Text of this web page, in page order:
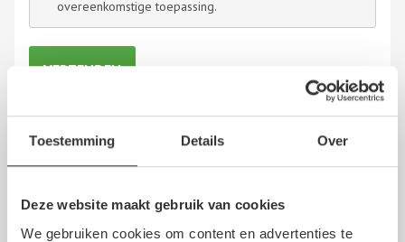
Toestemming Details Over
Deze website maakt gebruik van cookies
We gebruiken cookies om content en advertenties te
overeenkomstige toepassing.
Er zijn nog geen recensies geschreven over Mestebeld
Trucks B.V. Trucks & Trailers. Schrijf nu alseerste een